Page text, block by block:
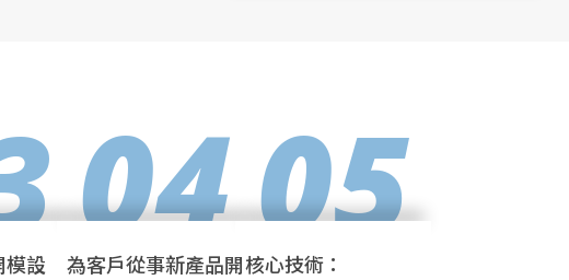
模設
04
為客戶從事新產品開 05
核心技術：